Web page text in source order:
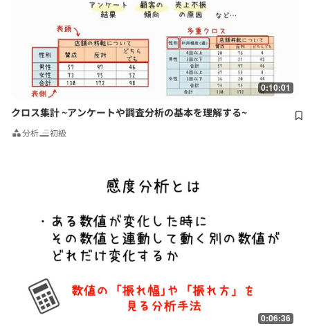
0:10:01
クロス集計 ~アンケートや調査分析の基本を理解する~
分析 初級
0:06:36